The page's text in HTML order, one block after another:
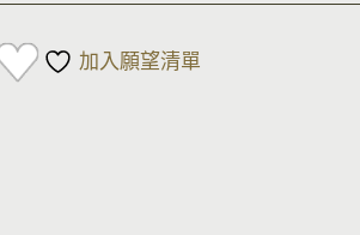
加入願望清單